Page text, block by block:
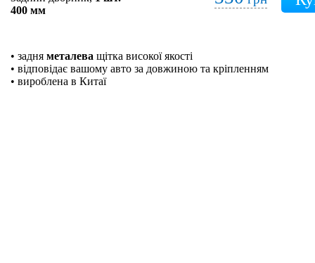
400 мм
• задня металева щітка високої якості
• відповідає вашому авто за довжиною та кріпленням
• вироблена в Китаї